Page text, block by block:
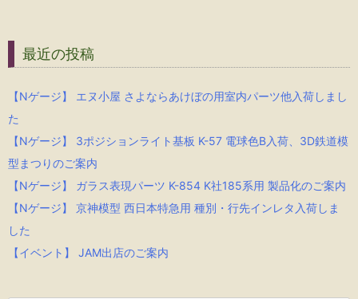
最近の投稿
【Nゲージ】 エヌ小屋 さよならあけぼの用室内パーツ他入荷しまし
た
【Nゲージ】 3ポジションライト基板 K-57 電球色B入荷、3D鉄道模
型まつりのご案内
【Nゲージ】 ガラス表現パーツ K-854 K社185系用 製品化のご案内
【Nゲージ】 京神模型 西日本特急用 種別・行先インレタ入荷しま
した
【イベント】 JAM出店のご案内